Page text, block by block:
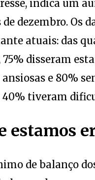
dezembro. Os
atuais: das
75% disseram
e 80%
40% tiveram
estamos
alcançado e o